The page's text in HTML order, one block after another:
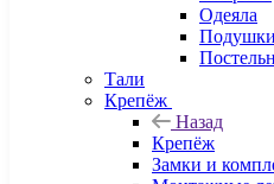
Одеяла
Подушки
Тали
Крепёж
Назад
Крепёж
Замки и